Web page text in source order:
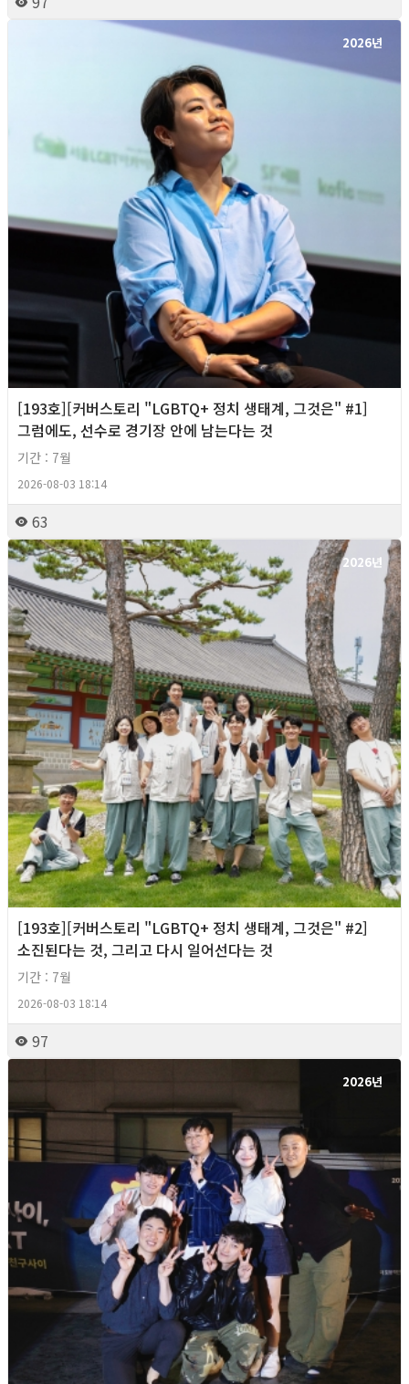
2026년
[193호][커버스토리 "LGBTQ+ 정치 생태계, 그것은" #1]
그럼에도, 선수로 경기장 안에 남는다는 것
기간 : 7월
2026-08-03 18:14
63
2026년
[193호][커버스토리 "LGBTQ+ 정치 생태계, 그것은" #2]
소진된다는 것, 그리고 다시 일어선다는 것
기간 : 7월
2026-08-03 18:14
97
2026년